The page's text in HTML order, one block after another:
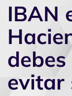
IBAN
evitar